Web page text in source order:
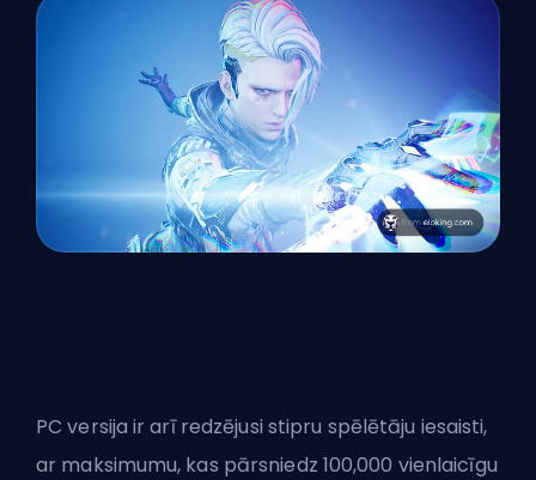
PC versija ir arī redzējusi stipru spēlētāju iesaisti,
ar maksimumu, kas pārsniedz 100,000 vienlaicīgu